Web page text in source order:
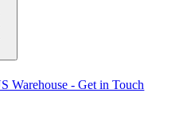
Warehouse - Get in Touch